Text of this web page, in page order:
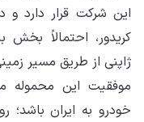
این شرکت قرار دارد و
کریدور، احتمالاً بخش
ژاپنی از طریق مسیر
موفقیت این محموله
خودرو به ایران باشد؛